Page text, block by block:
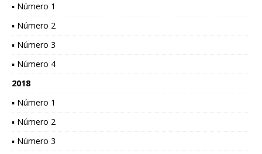
▪ Número 1
▪ Número 2
▪ Número 3
▪ Número 4
2018
▪ Número 1
▪ Número 2
▪ Número 3